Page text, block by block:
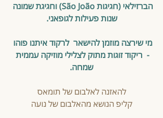
הברזילאי (חגיגות São João) וחגיגת שמונה
שנות פעילות לגופאני.
מי שירצה מוזמן להישאר  לרקוד איתנו פוהו
-  ריקוד זוגות מתוק לצלילי מוזיקה עממית
שמחה.
להאזנה לאלבום של תומאס
קליפ הנושא מהאלבום של נועה